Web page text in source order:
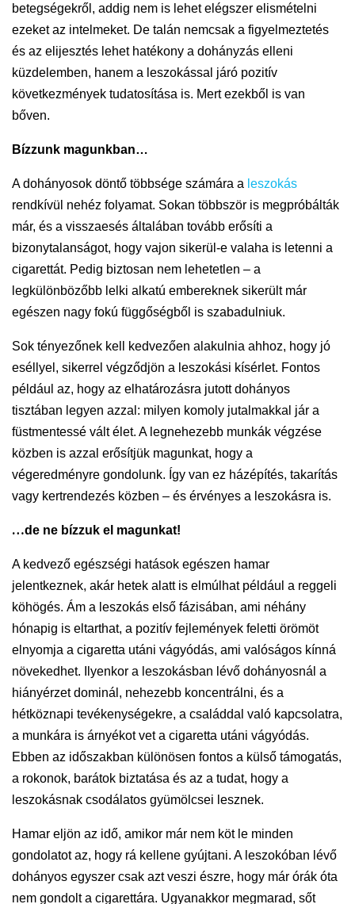
betegségekről, addig nem is lehet elégszer elismételni
ezeket az intelmeket. De talán nemcsak a figyelmeztetés
és az elijesztés lehet hatékony a dohányzás elleni
küzdelemben, hanem a leszokással járó pozitív
következmények tudatosítása is. Mert ezekből is van
bőven.
Bízzunk magunkban…
A dohányosok döntő többsége számára a leszokás
rendkívül nehéz folyamat. Sokan többször is megpróbálták
már, és a visszaesés általában tovább erősíti a
bizonytalanságot, hogy vajon sikerül-e valaha is letenni a
cigarettát. Pedig biztosan nem lehetetlen – a
legkülönbözőbb lelki alkatú embereknek sikerült már
egészen nagy fokú függőségből is szabadulniuk.
Sok tényezőnek kell kedvezően alakulnia ahhoz, hogy jó
eséllyel, sikerrel végződjön a leszokási kísérlet. Fontos
például az, hogy az elhatározásra jutott dohányos
tisztában legyen azzal: milyen komoly jutalmakkal jár a
füstmentessé vált élet. A legnehezebb munkák végzése
közben is azzal erősítjük magunkat, hogy a
végeredményre gondolunk. Így van ez házépítés, takarítás
vagy kertrendezés közben – és érvényes a leszokásra is.
…de ne bízzuk el magunkat!
A kedvező egészségi hatások egészen hamar
jelentkeznek, akár hetek alatt is elmúlhat például a reggeli
köhögés. Ám a leszokás első fázisában, ami néhány
hónapig is eltarthat, a pozitív fejlemények feletti örömöt
elnyomja a cigaretta utáni vágyódás, ami valóságos kínná
növekedhet. Ilyenkor a leszokásban lévő dohányosnál a
hiányérzet dominál, nehezebb koncentrálni, és a
hétköznapi tevékenységekre, a családdal való kapcsolatra,
a munkára is árnyékot vet a cigaretta utáni vágyódás.
Ebben az időszakban különösen fontos a külső támogatás,
a rokonok, barátok biztatása és az a tudat, hogy a
leszokásnak csodálatos gyümölcsei lesznek.
Hamar eljön az idő, amikor már nem köt le minden
gondolatot az, hogy rá kellene gyújtani. A leszokóban lévő
dohányos egyszer csak azt veszi észre, hogy már órák óta
nem gondolt a cigarettára. Ugyanakkor megmarad, sőt